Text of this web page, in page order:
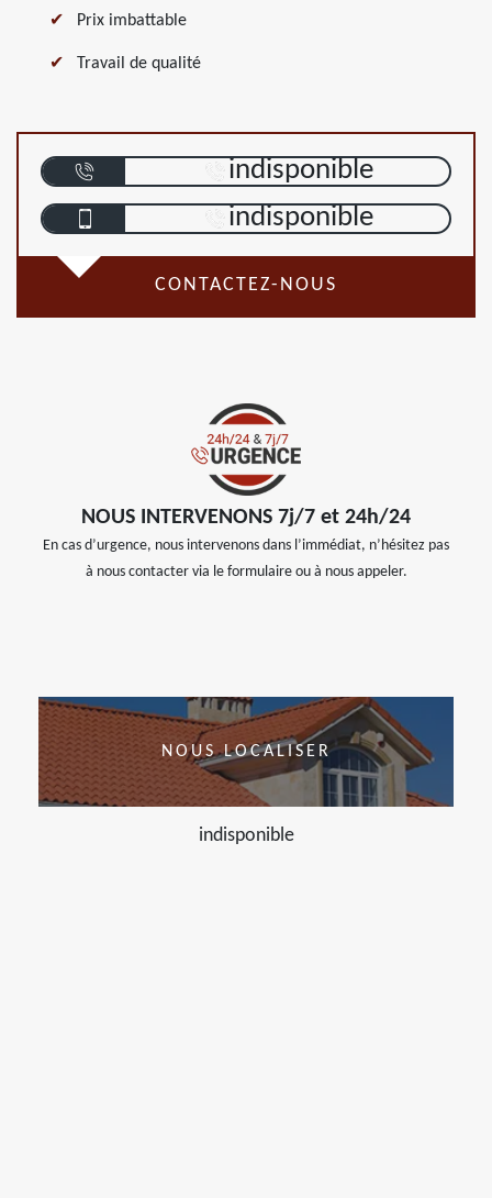
Prix imbattable
Travail de qualité
indisponible
indisponible
CONTACTEZ-NOUS
NOUS INTERVENONS 7j/7 et 24h/24
En cas d’urgence, nous intervenons dans l’immédiat, n’hésitez pas
à nous contacter via le formulaire ou à nous appeler.
NOUS LOCALISER
indisponible